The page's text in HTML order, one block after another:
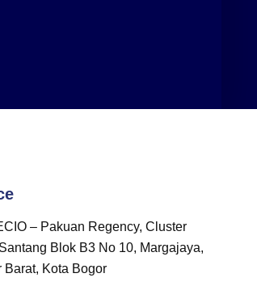
– Pakuan Regency, Cluster
Blok B3 No 10, Margajaya,
Barat, Kota Bogor